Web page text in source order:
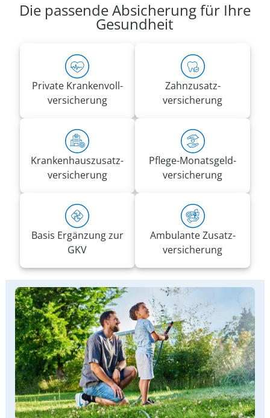
Die passende Absicherung für Ihre
Gesundheit
Private Kranken­voll­
versicherung
Zahnzusatz­
versicherung
Kranken­haus­zusatz­­
versicherung
Pflege-Monatsgeld­
versicherung
Basis Ergänzung zur
GKV
Ambulante Zusatz­
versicherung